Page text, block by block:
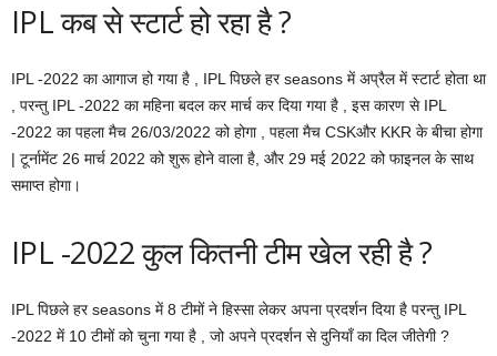
IPL कब से स्टार्ट हो रहा है ?
IPL -2022 का आगाज हो गया है , IPL पिछले हर seasons में अप्रैल में स्टार्ट होता था
, परन्तु IPL -2022 का महिना बदल कर मार्च कर दिया गया है , इस कारण से IPL
-2022 का पहला मैच 26/03/2022 को होगा , पहला मैच CSKऔर KKR के बीचा होगा
| टूर्नामेंट 26 मार्च 2022 को शुरू होने वाला है, और 29 मई 2022 को फाइनल के साथ
समाप्त होगा।
IPL -2022 कुल कितनी टीम खेल रही है ?
IPL पिछले हर seasons में 8 टीमों ने हिस्सा लेकर अपना प्रदर्शन दिया है परन्तु IPL
-2022 में 10 टीमों को चुना गया है , जो अपने प्रदर्शन से दुनियाँ का दिल जीतेगी ?